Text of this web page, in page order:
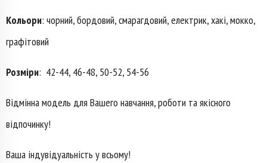
Кольори: чорний, бордовий, смарагдовий, електрик, хакі, мокко,
графітовий
Розміри: 42-44, 46-48, 50-52, 54-56
Відмінна модель для Вашего навчання, роботи та якісного
відпочинку!
Ваша індувідуальність у всьому!